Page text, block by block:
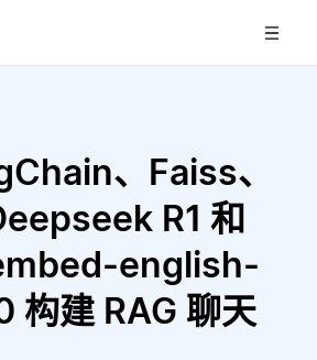
、Faiss、
R1 和
english-
构建 RAG 聊天